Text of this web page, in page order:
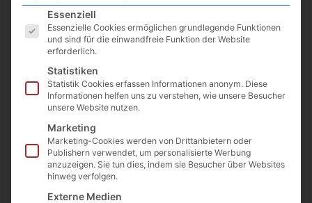
es ab dem16. August 2022 folgende neue Titel:
Yakuza 0
Yakuza-Kiwami 16. August 2022
Yakuza Kiwami 2 16. August 2022
Es folgt eine Liste der Service-Gruppen, für die eine
Essenziell
Essenzielle Cookies ermöglichen grundlegende Funktionen
und sind für die einwandfreie Funktion der Website
erforderlich.
Statistiken
Statistik Cookies erfassen Informationen anonym. Diese
Informationen helfen uns zu verstehen, wie unsere Besucher
unsere Website nutzen.
Marketing
Marketing-Cookies werden von Drittanbietern oder
Publishern verwendet, um personalisierte Werbung
anzuzeigen. Sie tun dies, indem sie Besucher über Websites
hinweg verfolgen.
Externe Medien